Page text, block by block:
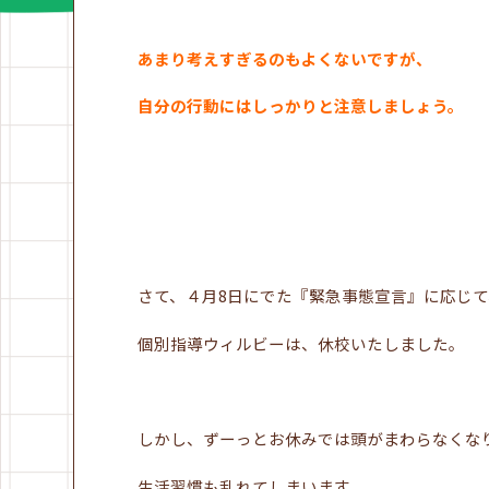
あまり考えすぎるのもよくないですが、
自分の行動にはしっかりと注意しましょう。
さて、４月8日にでた『緊急事態宣言』に応じ
個別指導ウィルビーは、休校いたしました。
しかし、ずーっとお休みでは頭がまわらなくな